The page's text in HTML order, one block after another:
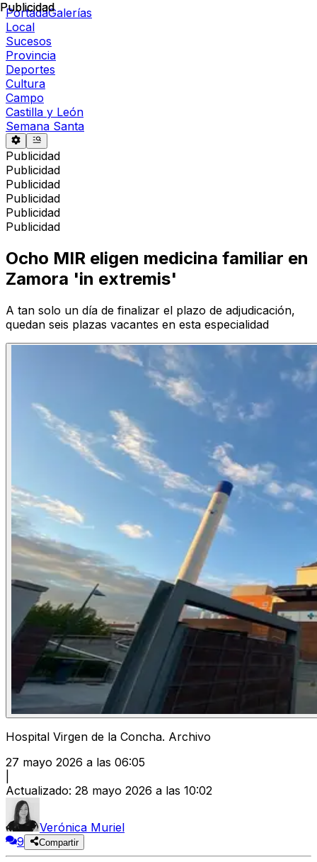
PortadaGalerías
Local
Sucesos
Provincia
Deportes
Cultura
Campo
Castilla y León
Semana Santa
Publicidad
Publicidad
Publicidad
Publicidad
Publicidad
Publicidad
Publicidad
Ocho MIR eligen medicina familiar en
Zamora 'in extremis'
A tan solo un día de finalizar el plazo de adjudicación,
quedan seis plazas vacantes en esta especialidad
Hospital Virgen de la Concha. Archivo
27 mayo 2026 a las 06:05
Actualizado: 28 mayo 2026 a las 10:02
Verónica Muriel
9
Compartir
Publicidad